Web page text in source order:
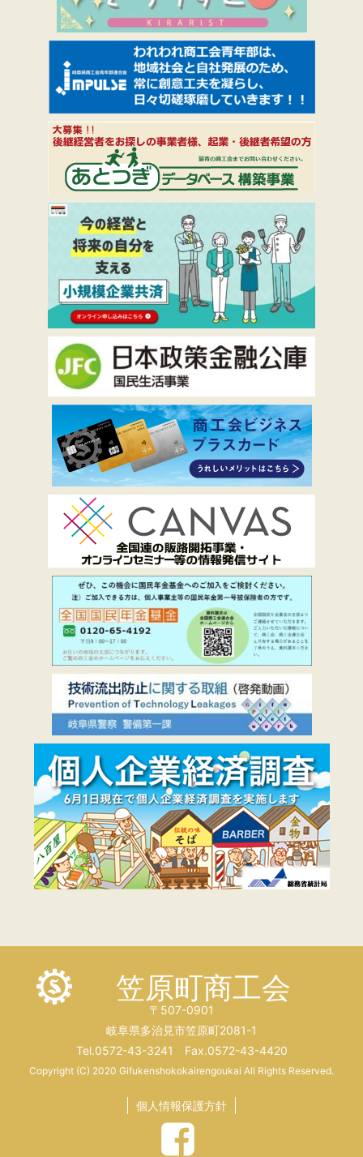
笠原町商工会
〒507-0901
岐阜県多治見市笠原町2081-1
Tel.0572-43-3241 Fax.0572-43-4420
Copyright (C) 2020 Gifukenshokokairengoukai All Rights Reserved.
個人情報保護方針